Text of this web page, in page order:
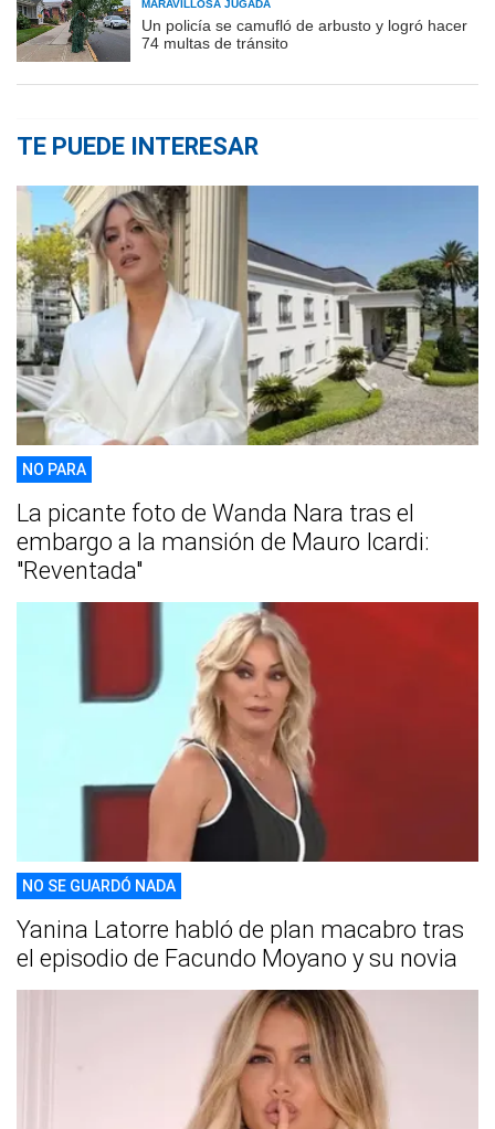
MARAVILLOSA JUGADA
Un policía se camufló de arbusto y logró hacer
74 multas de tránsito
TE PUEDE INTERESAR
NO PARA
La picante foto de Wanda Nara tras el
embargo a la mansión de Mauro Icardi:
"Reventada"
NO SE GUARDÓ NADA
Yanina Latorre habló de plan macabro tras
el episodio de Facundo Moyano y su novia